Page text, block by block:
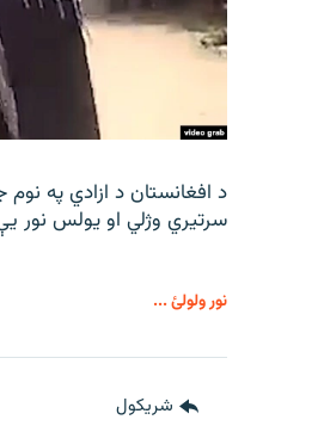
د افغانستان د ازادي په
سرتیري وژلي او یولس نور
نور ولولئ ...
شريکول